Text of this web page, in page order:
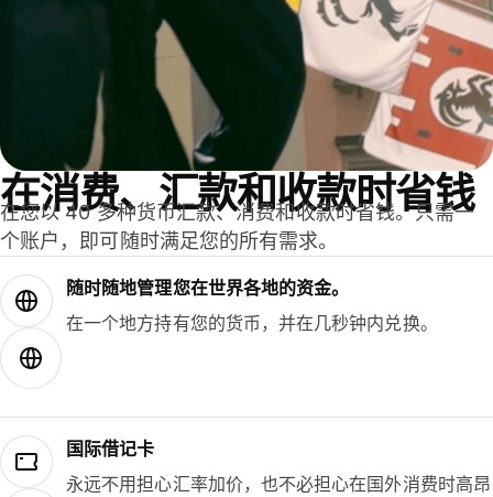
在消费、汇款和收款时省钱
在您以 40 多种货币汇款、消费和收款时省钱。只需一
个账户，即可随时满足您的所有需求。
随时随地管理您在世界各地的资金。
在一个地方持有您的货币，并在几秒钟内兑换。
国际借记卡
永远不用担心汇率加价，也不必担心在国外消费时高昂